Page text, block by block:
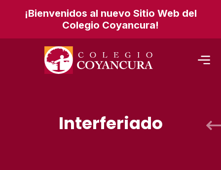
¡Bienvenidos al nuevo Sitio Web del
Colegio Coyancura!
Interferiado